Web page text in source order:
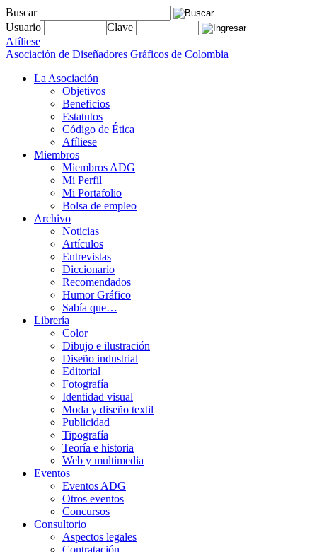
Buscar
Usuario
Clave
Afíliese
Asociación de Diseñadores Gráficos de Colombia
La Asociación
Objetivos
Beneficios
Estatutos
Código de Ética
Afíliese
Miembros
Miembros ADG
Mi Perfil
Mi Portafolio
Bolsa de empleo
Archivo
Noticias
Artículos
Entrevistas
Diccionario
Recomendados
Humor Gráfico
Sabía que…
Librería
Color
Dibujo e ilustración
Diseño industrial
Editorial
Fotografía
Identidad visual
Moda y diseño textil
Publicidad
Tipografía
Teoría e historia
Web y multimedia
Eventos
Eventos ADG
Otros eventos
Concursos
Consultorio
Aspectos legales
Contratación